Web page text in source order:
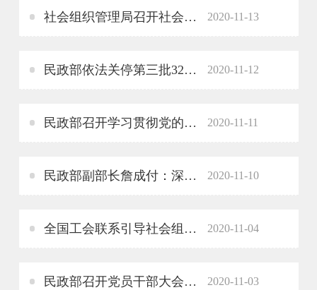
社会组织管理局召开社会组织学习贯彻十九届五中全会精神系列座谈会 2020-11-13
民政部依法关停第三批32家非法社会组织网站 2020-11-12
民政部召开学习贯彻党的十九届五中全会精神专家座谈会 2020-11-11
民政部副部长詹成付：深刻把握新发展格局的基本内涵和重大意义 2020-11-10
全国工会联系引导社会组织服务职工工作会议在南京召开 2020-11-04
民政部召开党员干部大会动员部署党的十九届五中全会精神学习贯彻工作 2020-11-03